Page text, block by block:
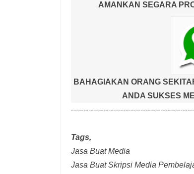
AMANKAN SEGARA
BAHAGIAKAN ORANG
ANDA SUKSES
Tags,
Jasa Buat Media
Jasa Buat Skripsi Media